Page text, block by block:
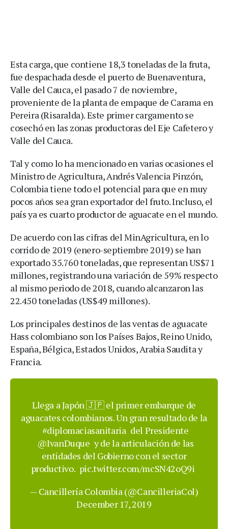
Esta carga, que contiene 18,3 toneladas de la fruta,
fue despachada desde el puerto de Buenaventura,
Valle del Cauca, el pasado 7 de noviembre,
proveniente de la planta de empaque de Carama en
Pereira (Risaralda). Este primer cargamento se
cosechó en las zonas productoras del Eje Cafetero y
Valle del Cauca.
Tal y como lo ha mencionado en varias ocasiones el
Ministro de Agricultura, Andrés Valencia Pinzón,
Colombia tiene todo el potencial para que en muy
pocos años sea gran exportador del fruto. Incluso, el
país ya es cuarto productor de aguacate en el mundo.
De acuerdo con las cifras del MinAgricultura, en lo
corrido de 2019 (enero-septiembre 2019) se han
exportado 35.760 toneladas, que representan US$71
millones, registrando una variación de 59% respecto
al mismo periodo de 2018, cuando alcanzaron las
22.450 toneladas (US$49 millones).
Los principales destinos de las ventas de aguacate
Hass colombiano son los Países Bajos, Reino Unido,
España, Bélgica, Estados Unidos, Arabia Saudita y
Francia.
Llega a Japón 🇯🇵 el primer embarque de
aguacates colombianos. Un gran resultado de la
#diplomaciasanitaria del Presidente
@IvanDuque y de la articulación de las
entidades del Gobierno con el sector
productivo. pic.twitter.com/mcSN42oQ9i
— Cancillería Colombia (@CancilleriaCol)
December 17, 2019